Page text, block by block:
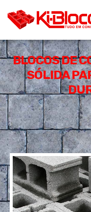
BLOCOS DE
SÓLIDA